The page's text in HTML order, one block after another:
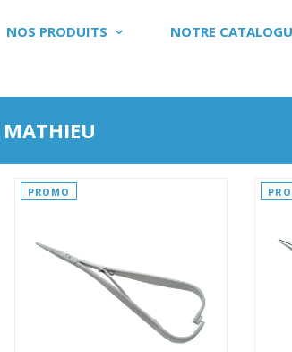
NOS PRODUITS NOTRE
MATHIEU
PROMO